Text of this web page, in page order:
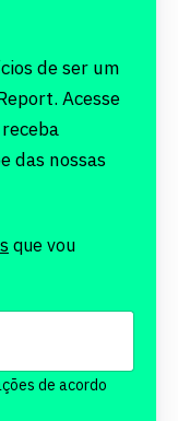
de ser um
Acesse
das nossas
que vou
de acordo